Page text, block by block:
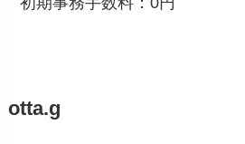
otta.g